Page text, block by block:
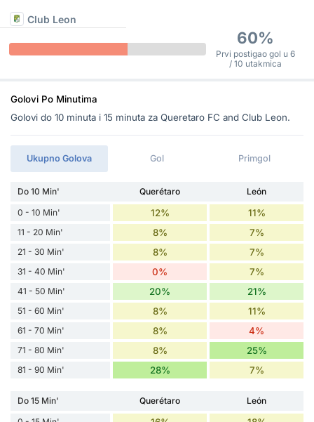
Club Leon
60%
Prvi postigao gol u 6
/ 10 utakmica
Golovi Po Minutima
Golovi do 10 minuta i 15 minuta za Queretaro FC and Club Leon.
Ukupno Golova Gol Primgol
Do 10 Min' Querétaro
León
0 - 10 Min'
12% 11%
11 - 20 Min' 8% 7%
21 - 30 Min' 8% 7%
31 - 40 Min' 0% 7%
41 - 50 Min' 20% 21%
51 - 60 Min' 8% 11%
61 - 70 Min' 8% 4%
71 - 80 Min' 8% 25%
81 - 90 Min' 28% 7%
Do 15 Min' Querétaro
León